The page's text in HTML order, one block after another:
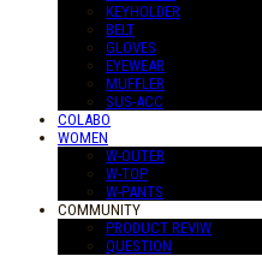
KEYHOLDER
BELT
GLOVES
EYEWEAR
MUFFLER
SUS-ACC
COLABO
WOMEN
W-OUTER
W-TOP
W-PANTS
COMMUNITY
PRODUCT REVIW
QUESTION